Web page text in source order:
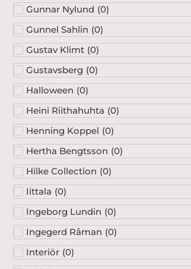
Gunnar Nylund (0)
Gunnel Sahlin (0)
Gustav Klimt (0)
Gustavsberg (0)
Halloween (0)
Heini Riithahuhta (0)
Henning Koppel (0)
Hertha Bengtsson (0)
Hilke Collection (0)
Iittala (0)
Ingeborg Lundin (0)
Ingegerd Råman (0)
Interiör (0)